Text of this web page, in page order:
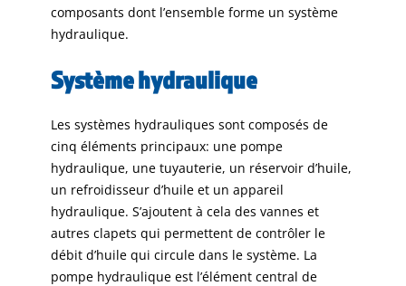
composants dont l’ensemble forme un système
hydraulique.
Système hydraulique
Les systèmes hydrauliques sont composés de
cinq éléments principaux: une pompe
hydraulique, une tuyauterie, un réservoir d’huile,
un refroidisseur d’huile et un appareil
hydraulique. S’ajoutent à cela des vannes et
autres clapets qui permettent de contrôler le
débit d’huile qui circule dans le système. La
pompe hydraulique est l’élément central de